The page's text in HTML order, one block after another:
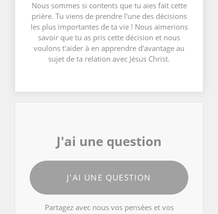
Nous sommes si contents que tu aies fait cette
prière. Tu viens de prendre l'une des décisions
les plus importantes de ta vie ! Nous aimerions
savoir que tu as pris cette décision et nous
voulons t'aider à en apprendre d'avantage au
sujet de ta relation avec Jésus Christ.
J'ai une question
J'AI UNE QUESTION
Partagez avec nous vos pensées et vos